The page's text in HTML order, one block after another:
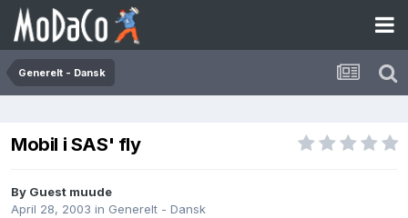
Generelt - Dansk
Mobil i SAS' fly
By Guest muude
April 28, 2003 in Generelt - Dansk